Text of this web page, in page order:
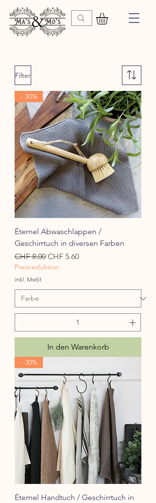
Filter
- 30%
Éternel Abwaschlappen /
Geschirrtuch in diversen Farben
Standardpreis
CHF 8.00 Sale-Preis
CHF 5.60
Preisreduktion
inkl. MwSt
In den Warenkorb
- 30%
Éternel Handtuch / Geschirrtuch in